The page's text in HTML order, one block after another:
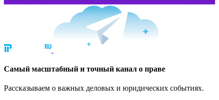
Cамый масштабный и точный канал о праве
Рассказываем о важных деловых и юридических событиях.